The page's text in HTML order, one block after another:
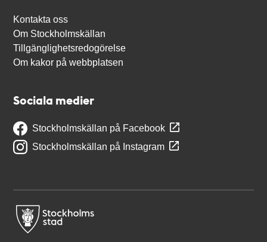
Kontakta oss
Om Stockholmskällan
Tillgänglighetsredogörelse
Om kakor på webbplatsen
Sociala medier
Stockholmskällan på Facebook
Stockholmskällan på Instagram